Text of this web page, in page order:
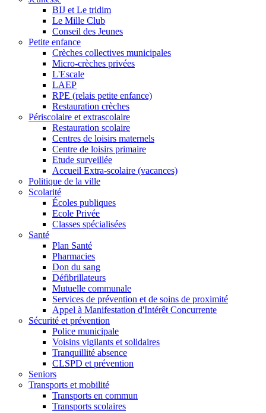
BIJ et Le tridim
Le Mille Club
Conseil des Jeunes
Petite enfance
Crèches collectives municipales
Micro-crèches privées
L'Escale
LAEP
RPE (relais petite enfance)
Restauration crèches
Périscolaire et extrascolaire
Restauration scolaire
Centres de loisirs maternels
Centre de loisirs primaire
Etude surveillée
Accueil Extra-scolaire (vacances)
Politique de la ville
Scolarité
Écoles publiques
Ecole Privée
Classes spécialisées
Santé
Plan Santé
Pharmacies
Don du sang
Défibrillateurs
Mutuelle communale
Services de prévention et de soins de proximité
Appel à Manifestation d'Intérêt Concurrente
Sécurité et prévention
Police municipale
Voisins vigilants et solidaires
Tranquillité absence
CLSPD et prévention
Seniors
Transports et mobilité
Transports en commun
Transports scolaires